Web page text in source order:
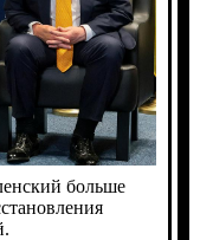
больше